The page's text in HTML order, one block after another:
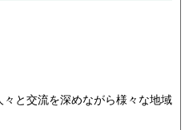
と交流を深めながら様々な地域